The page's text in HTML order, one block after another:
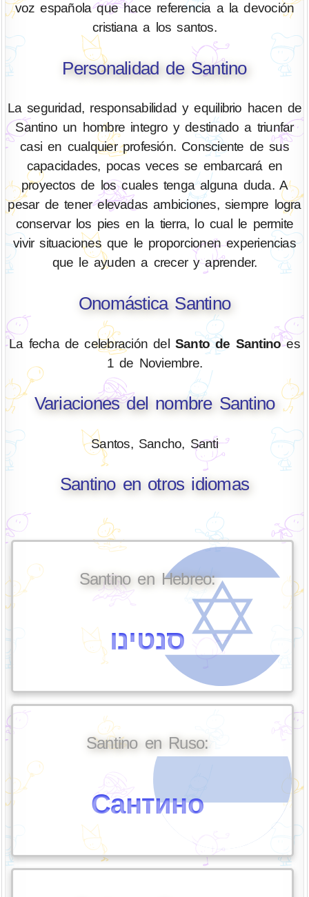
voz española que hace referencia a la devoción
cristiana a los santos.
Personalidad de Santino
La seguridad, responsabilidad y equilibrio hacen de
Santino un hombre integro y destinado a triunfar
casi en cualquier profesión. Consciente de sus
capacidades, pocas veces se embarcará en
proyectos de los cuales tenga alguna duda. A
pesar de tener elevadas ambiciones, siempre logra
conservar los pies en la tierra, lo cual le permite
vivir situaciones que le proporcionen experiencias
que le ayuden a crecer y aprender.
Onomástica Santino
La fecha de celebración del Santo de Santinoes
1 de Noviembre.
Variaciones del nombre Santino
Santos, Sancho, Santi
Santino en otros idiomas
Santino en Hebreo:
סנטינו
Santino en Ruso:
Сантино